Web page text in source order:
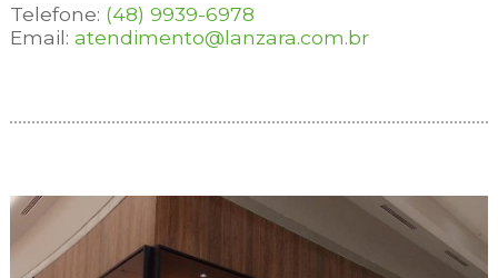
Telefone: (48) 9939-6978
Email: atendimento@lanzara.com.br